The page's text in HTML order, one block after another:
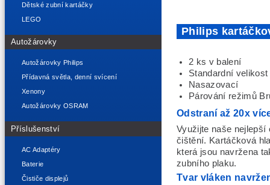
Dětské zubní kartáčky
LEGO
Autožárovky
Autožárovky Philips
Přídavná světla, denní svícení
Xenony
Autožárovky OSRAM
Příslušenství
AC Adaptéry
Baterie
Čističe displejů
Philips
2 ks v balení
Standardní velikost
Nasazovací
Párování režimů
Odstraní až 20x
Využijte naše nejlepší
čištění. Kartáčková
která jsou navržena
zubního plaku.
Tvar vláken